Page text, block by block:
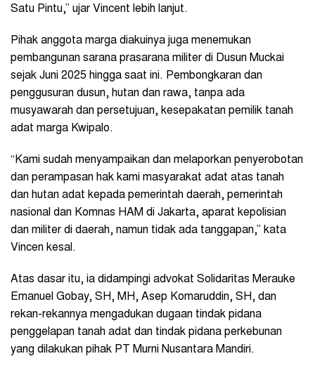
Satu Pintu,” ujar Vincent lebih lanjut.
Pihak anggota marga diakuinya juga menemukan
pembangunan sarana prasarana militer di Dusun Muckai
sejak Juni 2025 hingga saat ini. Pembongkaran dan
penggusuran dusun, hutan dan rawa, tanpa ada
musyawarah dan persetujuan, kesepakatan pemilik tanah
adat marga Kwipalo.
“Kami sudah menyampaikan dan melaporkan penyerobotan
dan perampasan hak kami masyarakat adat atas tanah
dan hutan adat kepada pemerintah daerah, pemerintah
nasional dan Komnas HAM di Jakarta, aparat kepolisian
dan militer di daerah, namun tidak ada tanggapan,” kata
Vincen kesal.
Atas dasar itu, ia didampingi advokat Solidaritas Merauke
Emanuel Gobay, SH, MH, Asep Komaruddin, SH, dan
rekan-rekannya mengadukan dugaan tindak pidana
penggelapan tanah adat dan tindak pidana perkebunan
yang dilakukan pihak PT Murni Nusantara Mandiri.